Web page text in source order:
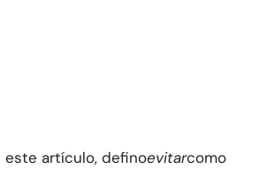
este artículo, definoevitarcomo